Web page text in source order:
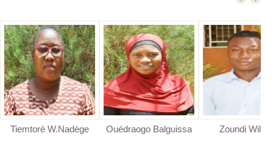
Tiemtoré W.Nadège Ouédraogo Balguissa Zoundi